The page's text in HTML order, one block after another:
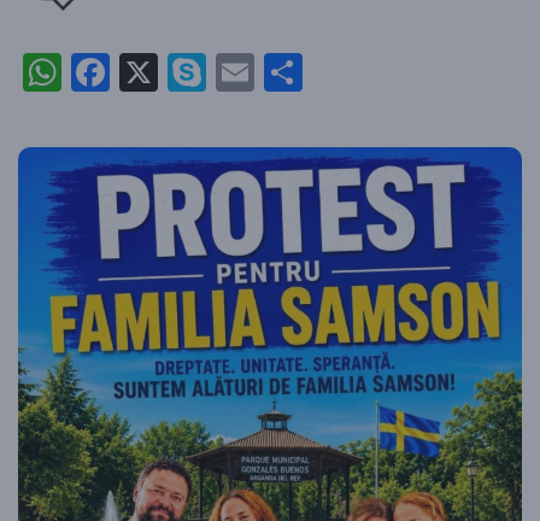
WhatsApp
Facebook
X Skype
Email